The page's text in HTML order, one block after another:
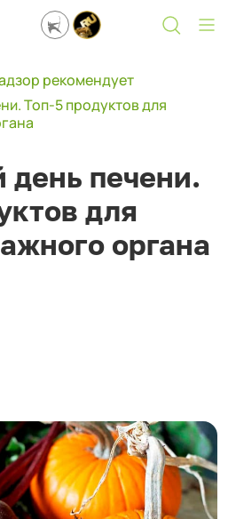
рекомендует
Топ-5 продуктов для
печени.
для
органа